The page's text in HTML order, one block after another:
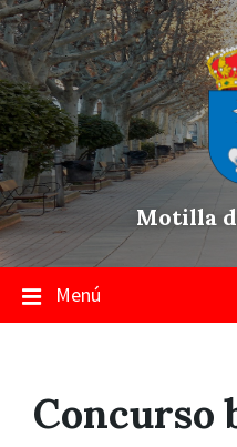
Skip
to
content
Saltar
a
la
navegación
principal
Saltar
a
pie
de
página
Motilla
Menú
Concurso